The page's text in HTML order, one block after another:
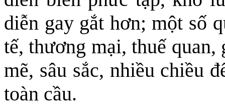
diễn gay gắt hơn; một số
tế, thương mại, thuế quan,
mẽ, sâu sắc, nhiều chiều
toàn cầu.